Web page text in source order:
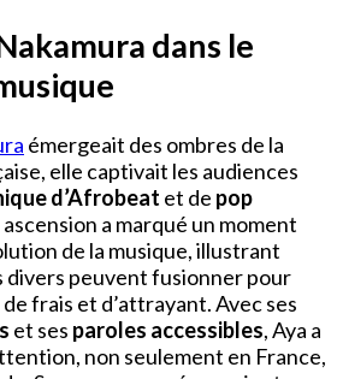
Nakamura dans le
émergeait des ombres de la
elle captivait les audiences
d’Afrobeat et de pop
ascension a marqué un moment
de la musique, illustrant
divers peuvent fusionner pour
frais et d’attrayant. Avec ses
et ses paroles accessibles, Aya a
non seulement en France,